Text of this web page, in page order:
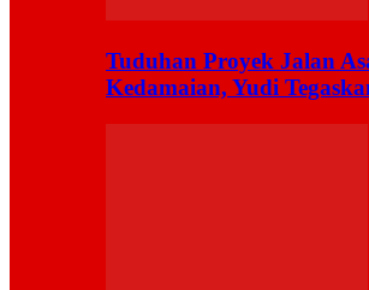
Tuduhan Proyek Jalan
Kedamaian, Yudi